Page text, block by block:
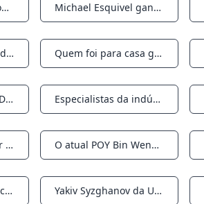
888ride: Ali Nejad sobre pôquer, jatos particulares e day trading Notifications Michael Esquivel ganha férias com Destination RunGood Tunica Win ($ 55.321) *
Becker, cuidado: Landon Tice envia evento Wynn Millions por US$ 32.025 Notifications Quem foi para casa grande no Venetian 2024 DeepStack Extravaganza I?
Com Cherokee Win, Dan Lowery agora está a um anel do circuito WSOP do recorde Notifications Especialistas da indústria: Paul Prouty II, gerente da sala de pôquer do WPT at Sea
O jogador de pôquer high-stakes da Malásia, Kok Weng Beh, falece aos 42 anos Notifications O atual POY Bin Weng vence o Circuit Ring no WSOP Pompano Beach; Izadi vence principal
Relatório policial no caso de Anthony Zinno fornece respostas, mas algumas perguntas permanecem Notifications Yakiv Syzghanov da Ucrânia ganha o Dream Ticket para o WPT World Championship